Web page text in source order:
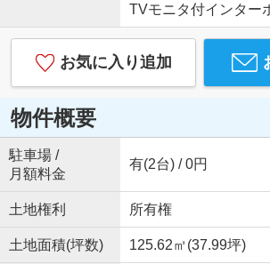
TVモニタ付インター
お気に入り追加
物件概要
駐車場 /
月額料金
有(2台) / 0円
土地権利 所有権
土地面積(坪数) 125.62㎡(37.99坪)